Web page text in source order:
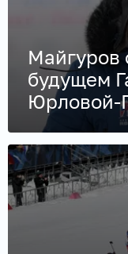
Майгуров
будущем
Юрловой-